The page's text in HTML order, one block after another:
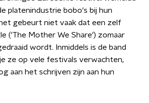
platenindustrie bobo's bij hun
gebeurt niet vaak dat een zelf
('The Mother We Share') zomaar
wordt. Inmiddels is de band
ze op vele festivals verwachten,
aan het schrijven zijn aan hun